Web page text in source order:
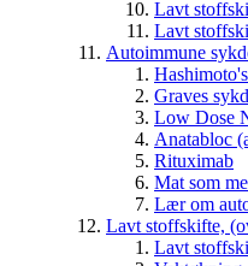
Lavt
Lavt
Autoimmune
Graves
Low Dose
Anatabloc
Rituximab
Mat som
Lær om
Lavt stoffskifte,
Lavt